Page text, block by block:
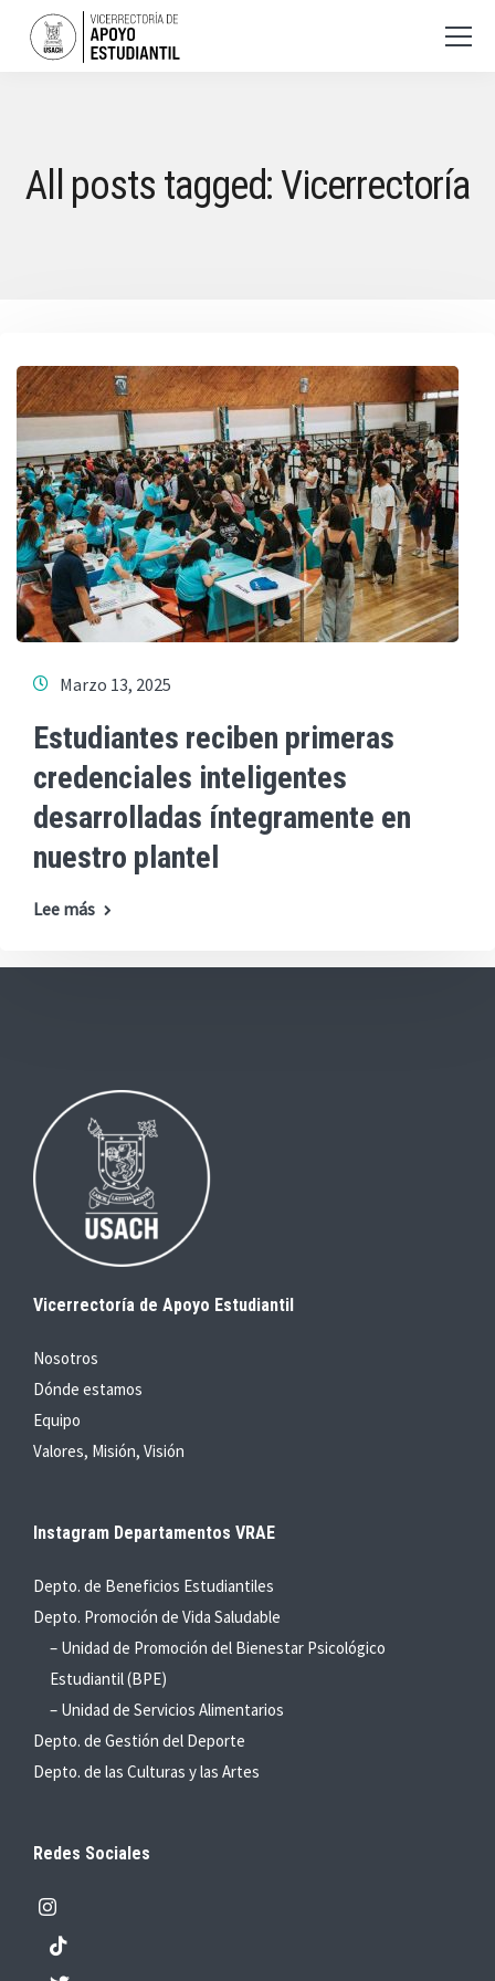
All posts tagged: Vicerrectoría
Marzo 13, 2025
Estudiantes reciben primeras
credenciales inteligentes
desarrolladas íntegramente en
nuestro plantel
Lee más
Vicerrectoría de Apoyo Estudiantil
Nosotros
Dónde estamos
Equipo
Valores, Misión, Visión
Instagram Departamentos VRAE
Depto. de Beneficios Estudiantiles
Depto. Promoción de Vida Saludable
– Unidad de Promoción del Bienestar Psicológico
Estudiantil (BPE)
– Unidad de Servicios Alimentarios
Depto. de Gestión del Deporte
Depto. de las Culturas y las Artes
Redes Sociales